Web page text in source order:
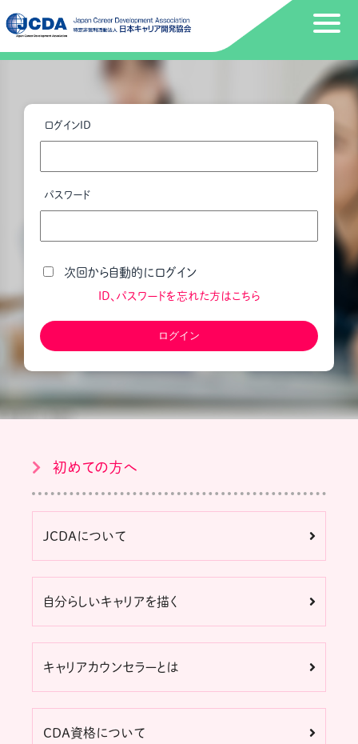
ログインID
パスワード
次回から自動的にログイン
ID、パスワードを忘れた方はこちら
初めての方へ
JCDAについて
自分らしいキャリアを描く
キャリアカウンセラーとは
CDA資格について